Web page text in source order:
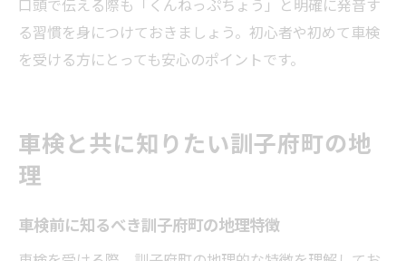
口頭で伝える際も「くんねっぷちょう」と明確に発音す
る習慣を身につけておきましょう。初心者や初めて車検
を受ける方にとっても安心のポイントです。
車検と共に知りたい訓子府町の地
理
車検前に知るべき訓子府町の地理特徴